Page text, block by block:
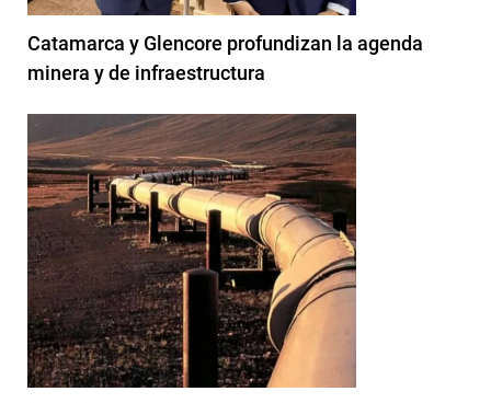
Catamarca y Glencore profundizan la agenda
minera y de infraestructura